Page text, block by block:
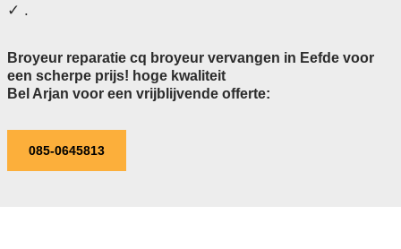
✓ .
Broyeur reparatie cq broyeur vervangen in Eefde voor
een scherpe prijs! hoge kwaliteit
Bel Arjan voor een vrijblijvende offerte:
085-0645813